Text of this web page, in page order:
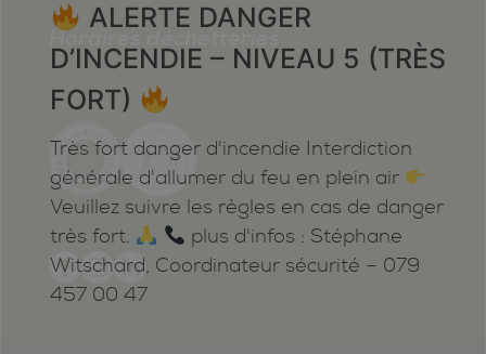
Horaires déchetteries
ALERTE DANGER
D’INCENDIE – NIVEAU 5 (TRÈS
FORT)
Très fort danger d'incendie Interdiction
générale d'allumer du feu en plein air
Veuillez suivre les règles en cas de danger
très fort.
plus d'infos : Stéphane
Witschard, Coordinateur sécurité – 079
457 00 47